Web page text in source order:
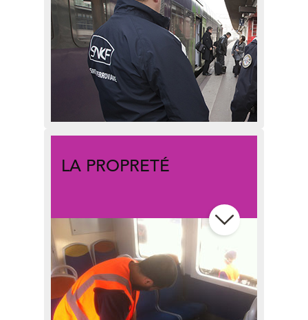
LA PROPRETÉ
Le nettoyage des trains : le point
sur les différents types
d’intervention, les méthodes et les
objectifs